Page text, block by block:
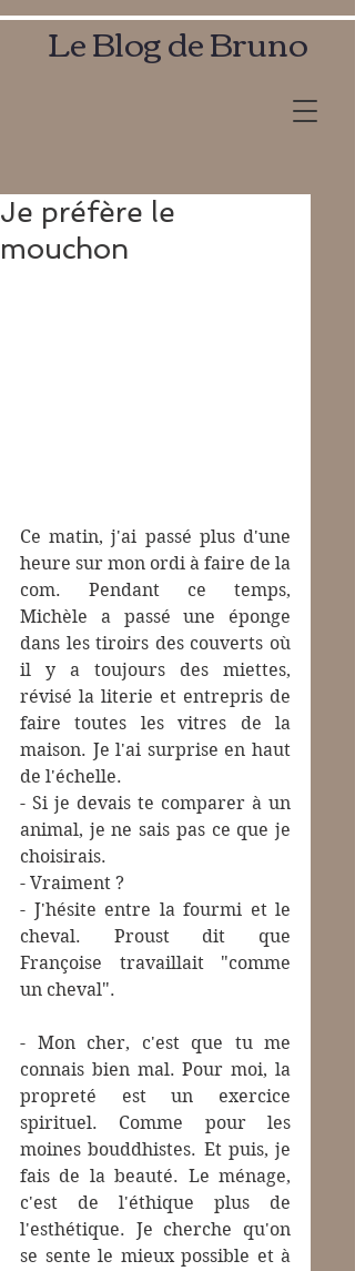
Le Blog de Bruno
Je préfère le
mouchon
Ce matin, j'ai passé plus d'une
heure sur mon ordi à faire de la
com. Pendant ce temps,
Michèle a passé une éponge
dans les tiroirs des couverts où
il y a toujours des miettes,
révisé la literie et entrepris de
faire toutes les vitres de la
maison. Je l'ai surprise en haut
de l'échelle.
- Si je devais te comparer à un
animal, je ne sais pas ce que je
choisirais.
- Vraiment ?
- J'hésite entre la fourmi et le
cheval. Proust dit que
Françoise travaillait "comme
un cheval".
- Mon cher, c'est que tu me
connais bien mal. Pour moi, la
propreté est un exercice
spirituel. Comme pour les
moines bouddhistes. Et puis, je
fais de la beauté. Le ménage,
c'est de l'éthique plus de
l'esthétique. Je cherche qu'on
se sente le mieux possible et à